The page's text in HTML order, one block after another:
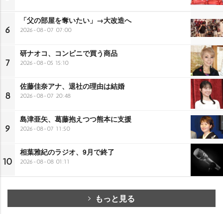
6
「父の部屋を奪いたい」→大改造へ
2026-08-07 07:00
7
研ナオコ、コンビニで買う商品
2026-08-05 15:10
8
佐藤佳奈アナ、退社の理由は結婚
2026-08-07 20:48
9
島津亜矢、葛藤抱えつつ熊本に支援
2026-08-07 11:50
10
相葉雅紀のラジオ、9月で終了
2026-08-08 01:11
もっと見る